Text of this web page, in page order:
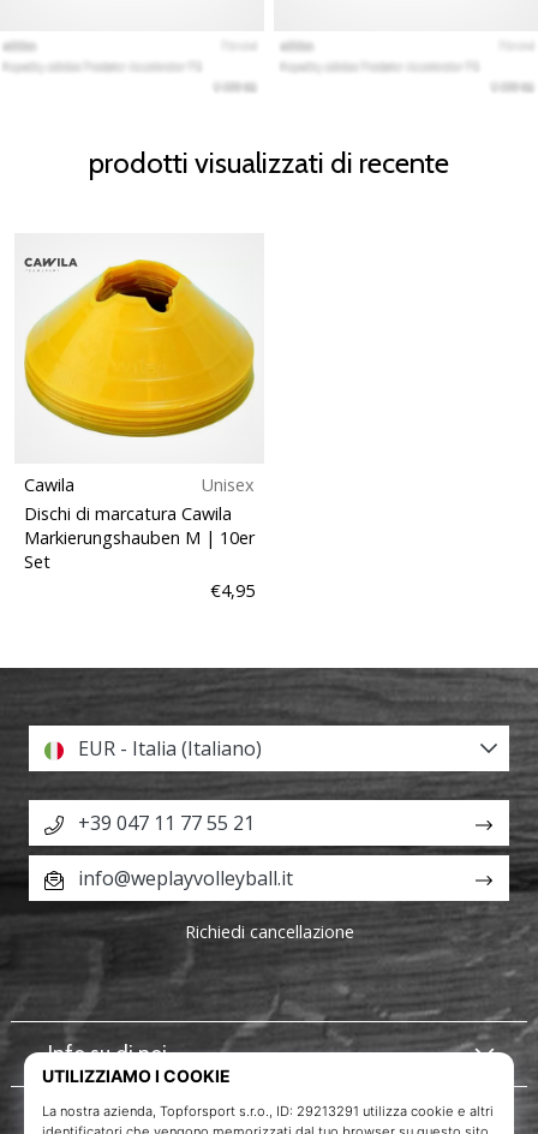
prodotti visualizzati di recente
Cawila
Unisex
Dischi di marcatura Cawila
Markierungshauben M | 10er
Set
€4,95
Info su di noi
Servizio clienti
EUR - Italia (Italiano)
+39 047 11 77 55 21
info@weplayvolleyball.it
Richiedi cancellazione